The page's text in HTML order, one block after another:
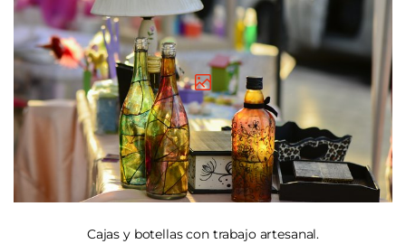
Cajas y botellas con trabajo artesanal.